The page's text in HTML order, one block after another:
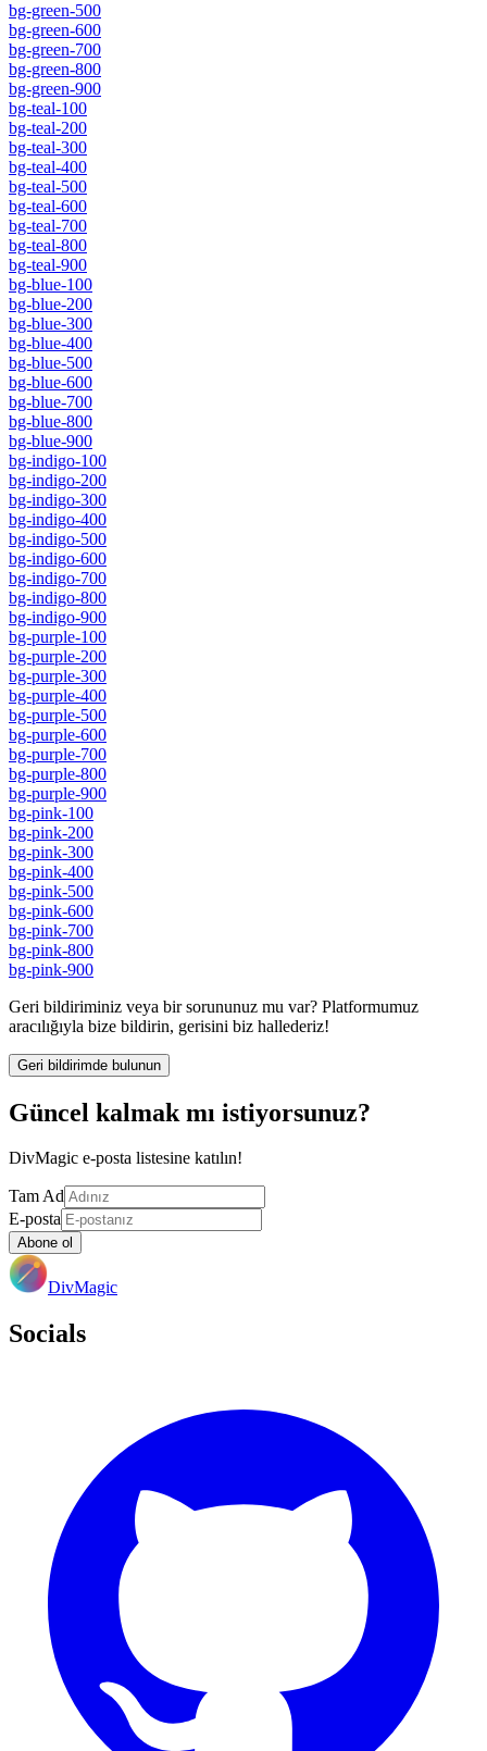
bg-green-500
bg-green-600
bg-green-700
bg-green-800
bg-green-900
bg-teal-100
bg-teal-200
bg-teal-300
bg-teal-400
bg-teal-500
bg-teal-600
bg-teal-700
bg-teal-800
bg-teal-900
bg-blue-100
bg-blue-200
bg-blue-300
bg-blue-400
bg-blue-500
bg-blue-600
bg-blue-700
bg-blue-800
bg-blue-900
bg-indigo-100
bg-indigo-200
bg-indigo-300
bg-indigo-400
bg-indigo-500
bg-indigo-600
bg-indigo-700
bg-indigo-800
bg-indigo-900
bg-purple-100
bg-purple-200
bg-purple-300
bg-purple-400
bg-purple-500
bg-purple-600
bg-purple-700
bg-purple-800
bg-purple-900
bg-pink-100
bg-pink-200
bg-pink-300
bg-pink-400
bg-pink-500
bg-pink-600
bg-pink-700
bg-pink-800
bg-pink-900
Geri bildiriminiz veya bir sorununuz mu var? Platformumuz
aracılığıyla bize bildirin, gerisini biz hallederiz!
Geri bildirimde bulunun
Güncel kalmak mı istiyorsunuz?
DivMagic e-posta listesine katılın!
Tam Ad
E-posta
Abone ol
DivMagic
Socials